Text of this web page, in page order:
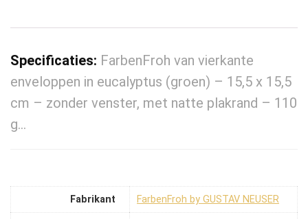
Specificaties: FarbenFroh van vierkante
enveloppen in eucalyptus (groen) – 15,5 x 15,5
cm – zonder venster, met natte plakrand – 110
g…
Fabrikant ‎FarbenFroh by GUSTAV NEUSER